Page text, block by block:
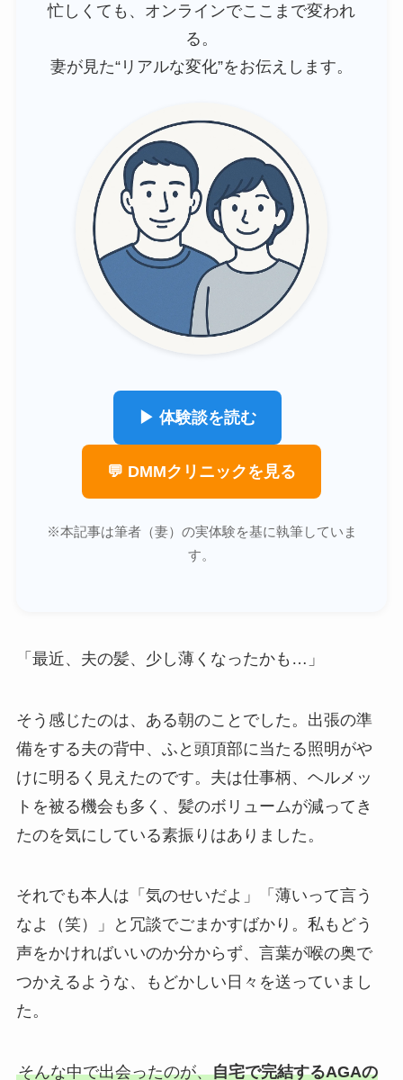
忙しくても、オンラインでここまで変われ
る。
妻が見た“リアルな変化”をお伝えします。
▶ 体験談を読む
💬 DMMクリニックを見る
※本記事は筆者（妻）の実体験を基に執筆していま
す。
「最近、夫の髪、少し薄くなったかも…」
そう感じたのは、ある朝のことでした。出張の準
備をする夫の背中、ふと頭頂部に当たる照明がや
けに明るく見えたのです。夫は仕事柄、ヘルメッ
トを被る機会も多く、髪のボリュームが減ってき
たのを気にしている素振りはありました。
それでも本人は「気のせいだよ」「薄いって言う
なよ（笑）」と冗談でごまかすばかり。私もどう
声をかければいいのか分からず、言葉が喉の奥で
つかえるような、もどかしい日々を送っていまし
た。
そんな中で出会ったのが、自宅で完結するAGAの